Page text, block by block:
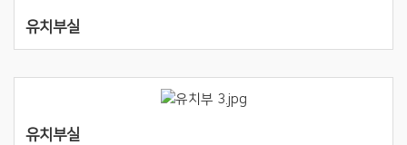
유치부실
유치부실